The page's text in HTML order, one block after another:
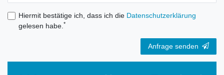
Hiermit bestätige ich, dass ich die Daten­schutz­erklärung
gelesen habe. *
Anfrage senden